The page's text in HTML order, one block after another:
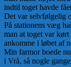
indtil toget havde
Det var selvfølgelig
På stationens væg
man at toget var
ankomme i løbet af
Min farmor boede
i Vrå, så nogle